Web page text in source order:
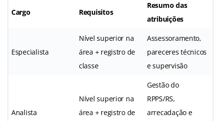
Cargo Requisitos
Resumo das
atribuições
Especialista
Nível superior na
área + registro de
classe
Assessoramento,
pareceres técnicos
e supervisão
Analista
Nível superior na
área + registro de
Gestão do
RPPS/RS,
arrecadação e